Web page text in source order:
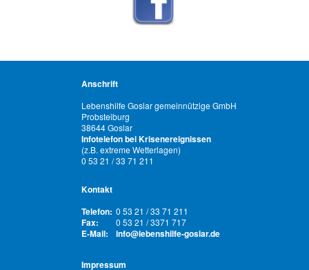
Anschrift
Lebenshilfe Goslar gemeinnützige GmbH
Probsteiburg
38644 Goslar
Infotelefon bei Krisenereignissen
(z.B. extreme Wetterlagen)
0 53 21 / 33 71 211
Kontakt
Telefon: 0 53 21 / 33 71 211
Fax: 0 53 21 / 3371 717
E-Mail: info@lebenshilfe-goslar.de
Impressum